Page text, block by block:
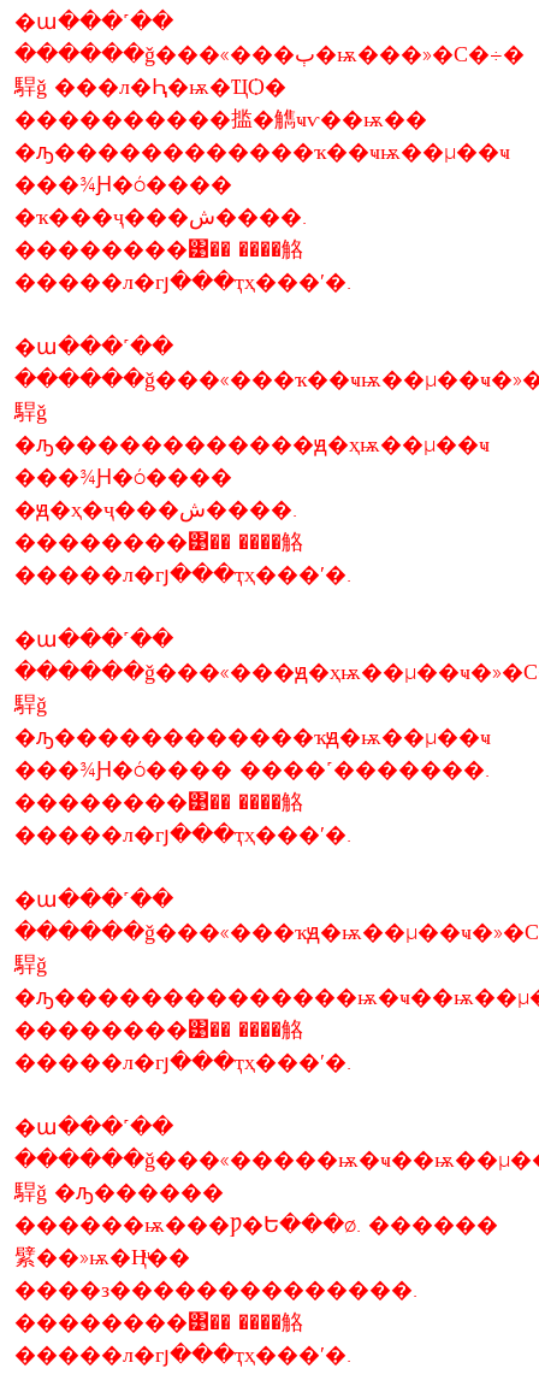
�ա���˹��
������ǧ���«���ٻ�ѭ���»�С�÷�
駻ǧ ���л�Ԧ�ѭ�ҴѺ�
����������㨫�觹ҹѵ��ѭ��
�ԡ������������ҡ��ҹѭ��µ��ҹ
���¾Ԩ�ó����
�ҡ���ҷ���ش����.
��������͹�� ����觡
�����л�гյ���ҭҳ���ʹ�.
�ա���˹��
駻ǧ
�ԡ������������ԭ�ҳѭ��µ��ҹ
���¾Ԩ�ó����
�ԭ�ҳ�ҷ���ش����.
��������͹�� ����觡
�����л�гյ���ҭҳ���ʹ�.
�ա���˹��
駻ǧ
�ԡ������������ҡԭ�ѭ��µ��ҹ
���¾Ԩ�ó���� ����˹�������.
��������͹�� ����觡
�����л�гյ���ҭҳ���ʹ�.
�ա���˹��
駻ǧ
��������͹�� ����觡
�����л�гյ���ҭҳ���ʹ�.
�ա���˹��
駻ǧ �ԡ������
������ѭ���Ƿ�Ե���ø. ������
繴��»ѭ�Ңͧ��
����з��������������.
��������͹�� ����觡
�����л�гյ���ҭҳ���ʹ�.